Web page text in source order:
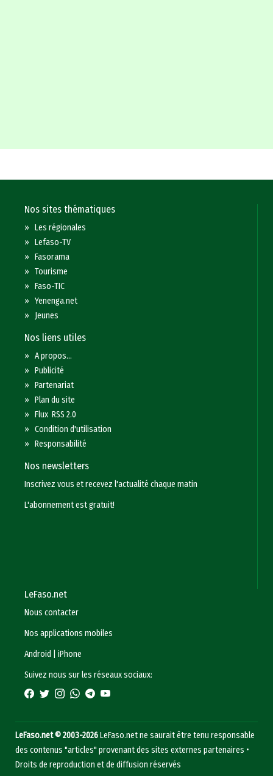
Nos sites thématiques
»Les régionales
»Lefaso-TV
»Fasorama
»Tourisme
»Faso-TIC
»Yenenga.net
» Jeunes
Nos liens utiles
»A propos...
»Publicité
»Partenariat
»Plan du site
»Flux RSS 2.0
»Condition d'utilisation
»Responsabilité
Nos newsletters
Inscrivez vous et recevez l'actualité chaque matin
L'abonnement est gratuit!
LeFaso.net
Nous contacter
Nos applications mobiles
Android
|iPhone
Suivez nous sur les réseaux sociaux:
LeFaso.net © 2003-2026LeFaso.net ne saurait être tenu responsable
des contenus "articles" provenant des sites externes partenaires •
Droits de reproduction et de diffusion réservés